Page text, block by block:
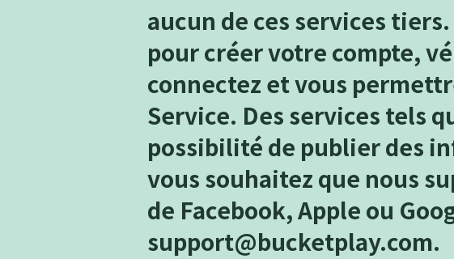
aucun de ces services
pour créer votre compte,
connectez et vous
Service. Des services tels
possibilité de publier des
vous souhaitez que nous
de Facebook, Apple ou
support@bucketplay.com.